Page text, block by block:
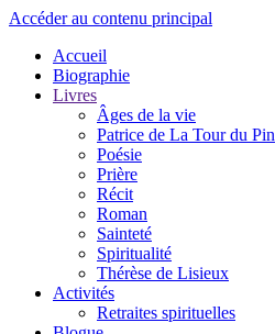
Accéder au contenu principal
Accueil
Biographie
Livres
Âges de la vie
Patrice de La Tour du Pin
Poésie
Prière
Récit
Roman
Sainteté
Spiritualité
Thérèse de Lisieux
Activités
Retraites spirituelles